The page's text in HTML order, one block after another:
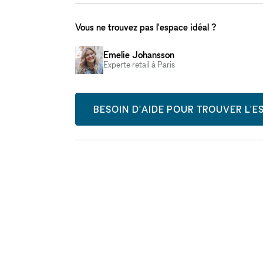
Vous ne trouvez pas l'espace idéal ?
Emelie Johansson
Experte retail à Paris
BESOIN D'AIDE POUR TROUVER